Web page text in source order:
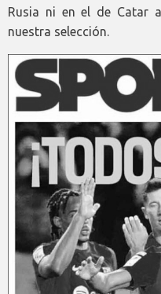
Rusia ni en el de Catar
nuestra selección.